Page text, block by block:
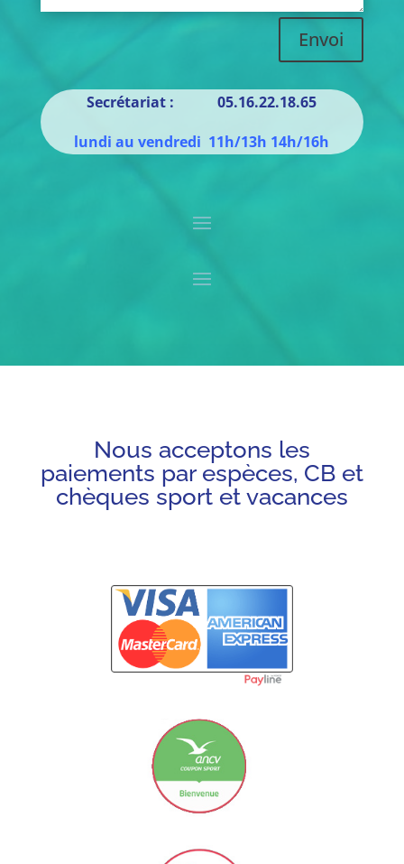
Envoi
Secrétariat : 05.16.22.18.65
lundi au vendredi 11h/13h 14h/16h
Nous acceptons les
paiements par espèces, CB et
chèques sport et vacances
Carte Bancaire